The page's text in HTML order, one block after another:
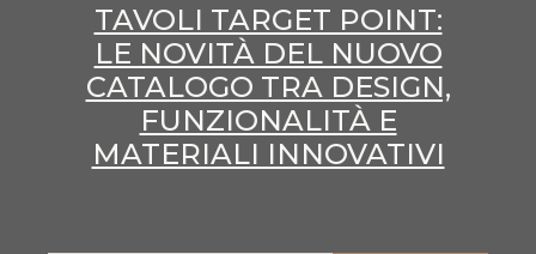
TAVOLI TARGET POINT:
LE NOVITÀ DEL NUOVO
CATALOGO TRA DESIGN,
FUNZIONALITÀ E
MATERIALI INNOVATIVI